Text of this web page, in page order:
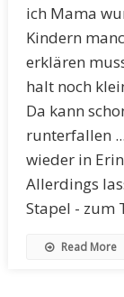
ich Mama
Kindern
erklären
halt noch
Da kann
runterfallen
wieder in
Allerdings
Stapel - zum
Read More